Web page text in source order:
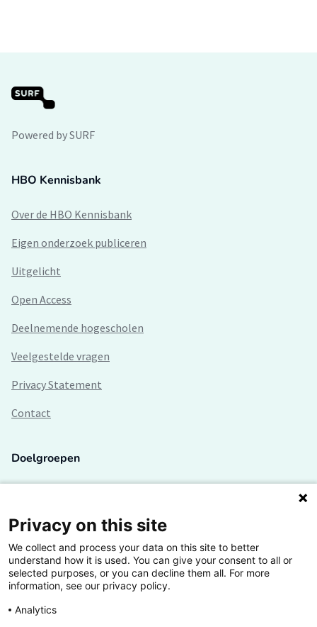
Powered by SURF
HBO Kennisbank
Over de HBO Kennisbank
Eigen onderzoek publiceren
Uitgelicht
Open Access
Deelnemende hogescholen
Veelgestelde vragen
Privacy Statement
Contact
Doelgroepen
Lectoren en onderzoekers
Bedrijven
Hogescholen
Privacy on this site
We collect and process your data on this site to better
understand how it is used. You can give your consent to all or
selected purposes, or you can decline them all. For more
information, see our privacy policy.
Analytics